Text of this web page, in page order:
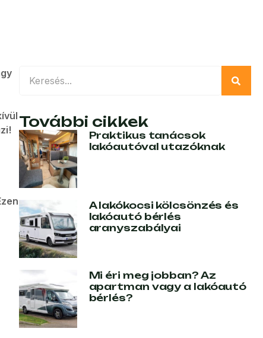
További cikkek
Praktikus tanácsok
lakóautóval utazóknak
A lakókocsi kölcsönzés és
lakóautó bérlés
aranyszabályai
Mi éri meg jobban? Az
apartman vagy a lakóautó
bérlés?